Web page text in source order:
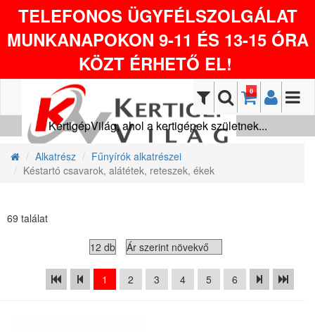
TELEFONOS ÜGYFÉLSZOLGÁLAT
MUNKANAPOKON 9-11 ÉS 13-15 ÓRA
KÖZT ÉRHETŐ EL!
0
KertigépVilág, ahol a kertigépek születnek...
Alkatrész
Fűnyírók alkatrészei
Késtartó csavarok, alátétek, reteszek, ékek
69 találat
1 2 3 4 5 6